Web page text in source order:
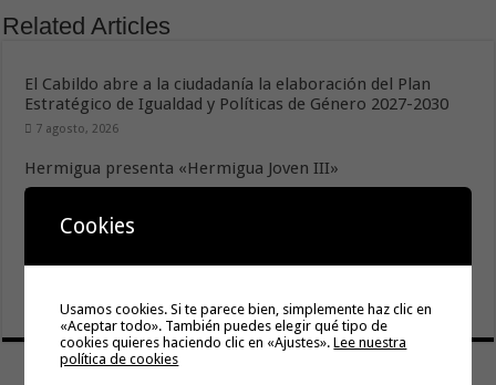
Related Articles
El Cabildo abre a la ciudadanía la elaboración del Plan
Estratégico de Igualdad y Políticas de Género 2027-2030
7 agosto, 2026
Hermigua presenta «Hermigua Joven III»
La campaña de verano del Bono Consumo inyecta más de
Gomera
Cookies
Usamos cookies. Si te parece bien, simplemente haz clic en
«Aceptar todo». También puedes elegir qué tipo de
cookies quieres haciendo clic en «Ajustes».Lee nuestra
política de cookies